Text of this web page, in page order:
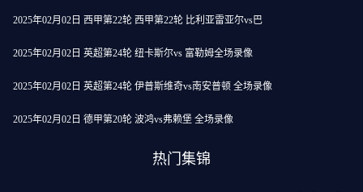
2025年02月02日 西甲第22轮 西甲第22轮 比利亚雷亚尔vs巴
2025年02月02日 英超第24轮 纽卡斯尔vs 富勒姆全场录像
2025年02月02日 英超第24轮 伊普斯维奇vs南安普顿 全场录像
2025年02月02日 德甲第20轮 波鸿vs弗赖堡 全场录像
热门集锦